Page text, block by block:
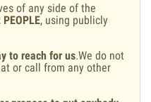
of any side of the
PEOPLE, using publicly
to reach for us.We do not
or call from any other